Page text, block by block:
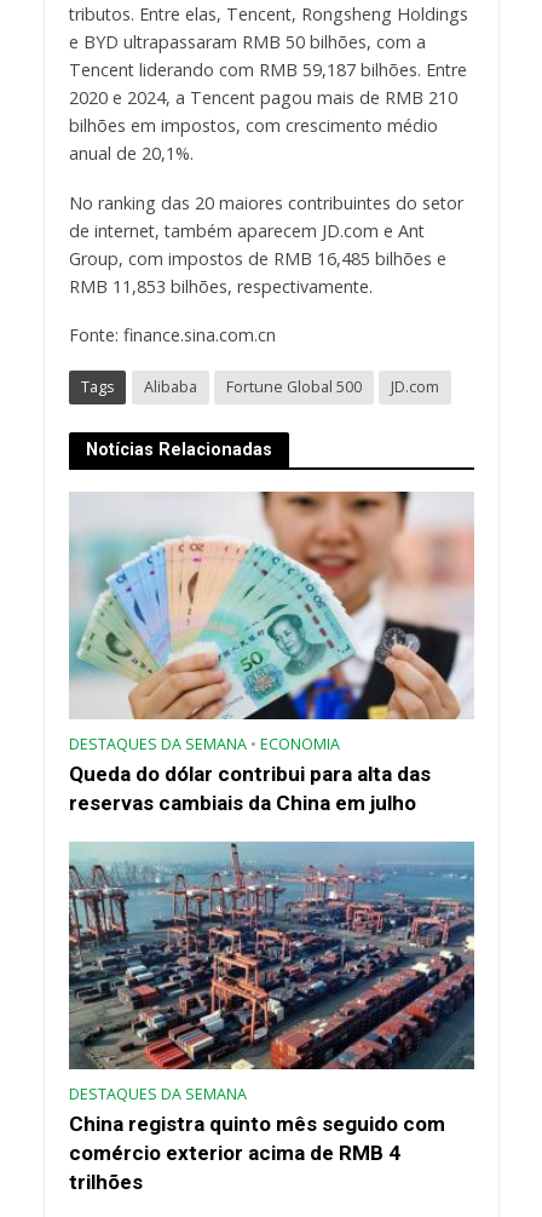
tributos. Entre elas, Tencent, Rongsheng Holdings
e BYD ultrapassaram RMB 50 bilhões, com a
Tencent liderando com RMB 59,187 bilhões. Entre
2020 e 2024, a Tencent pagou mais de RMB 210
bilhões em impostos, com crescimento médio
anual de 20,1%.
No ranking das 20 maiores contribuintes do setor
de internet, também aparecem JD.com e Ant
Group, com impostos de RMB 16,485 bilhões e
RMB 11,853 bilhões, respectivamente.
Fonte: finance.sina.com.cn
Tags Alibaba Fortune Global 500 JD.com
Notícias Relacionadas
DESTAQUES DA SEMANA • ECONOMIA
Queda do dólar contribui para alta das
reservas cambiais da China em julho
DESTAQUES DA SEMANA
China registra quinto mês seguido com
comércio exterior acima de RMB 4
trilhões